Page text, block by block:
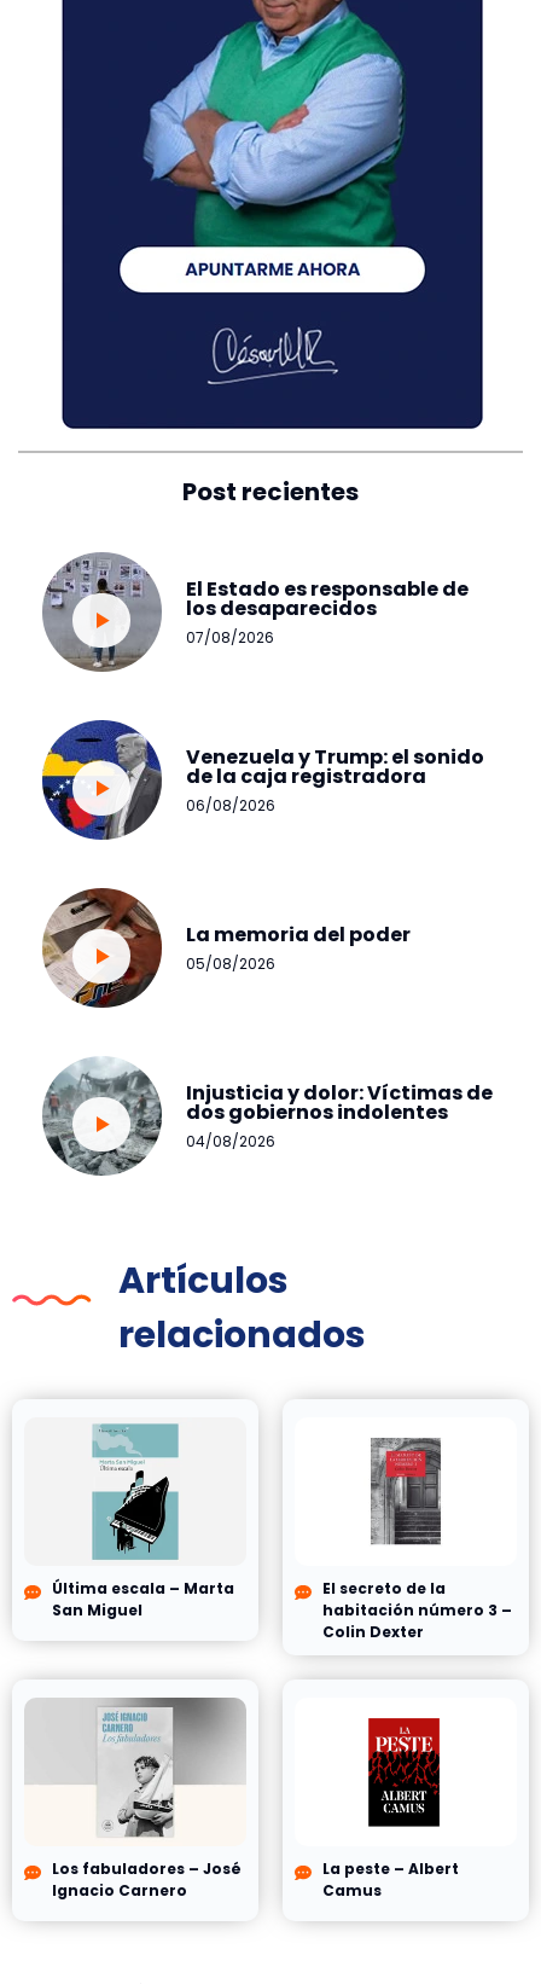
Post recientes
El Estado es responsable de
los desaparecidos
07/08/2026
Venezuela y Trump: el sonido
de la caja registradora
06/08/2026
La memoria del poder
05/08/2026
Injusticia y dolor: Víctimas de
dos gobiernos indolentes
04/08/2026
Artículos
relacionados
Última escala – Marta
San Miguel
El secreto de la
habitación número 3 –
Colin Dexter
Los fabuladores – José
Ignacio Carnero
La peste – Albert
Camus